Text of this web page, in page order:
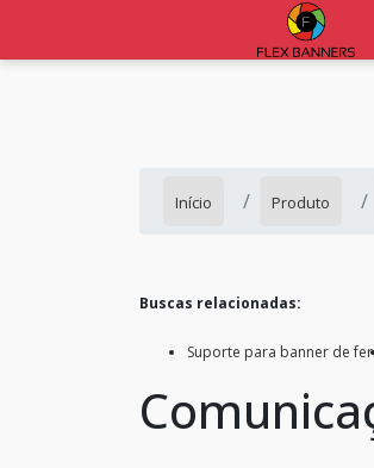
Início Produto
Buscas relacionadas:
Suporte para banner de